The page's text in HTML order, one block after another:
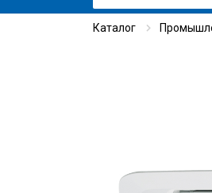
VRV-системы
Каталог